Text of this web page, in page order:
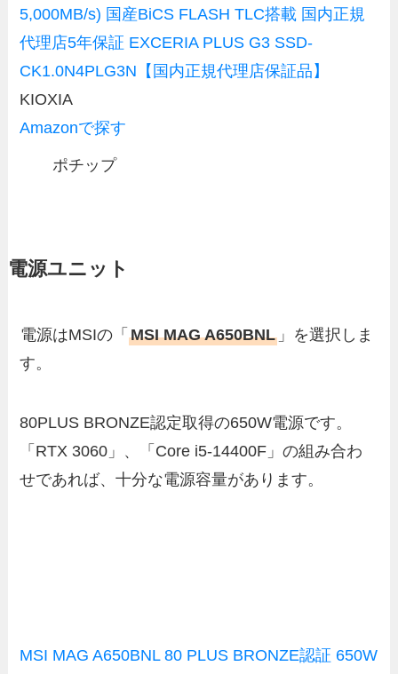
5,000MB/s) 国産BiCS FLASH TLC搭載 国内正規
代理店5年保証 EXCERIA PLUS G3 SSD-
CK1.0N4PLG3N【国内正規代理店保証品】
KIOXIA
Amazonで探す
ポチップ
電源ユニット
電源はMSIの「MSI MAG A650BNL 」を選択しま
す。
80PLUS BRONZE認定取得の650W電源です。
「RTX 3060」、「Core i5-14400F」の組み合わ
せであれば、十分な電源容量があります。
MSI MAG A650BNL 80 PLUS BRONZE認証 650W